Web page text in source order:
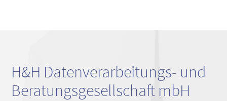
H&H Datenverarbeitungs- und
Beratungsgesellschaft mbH